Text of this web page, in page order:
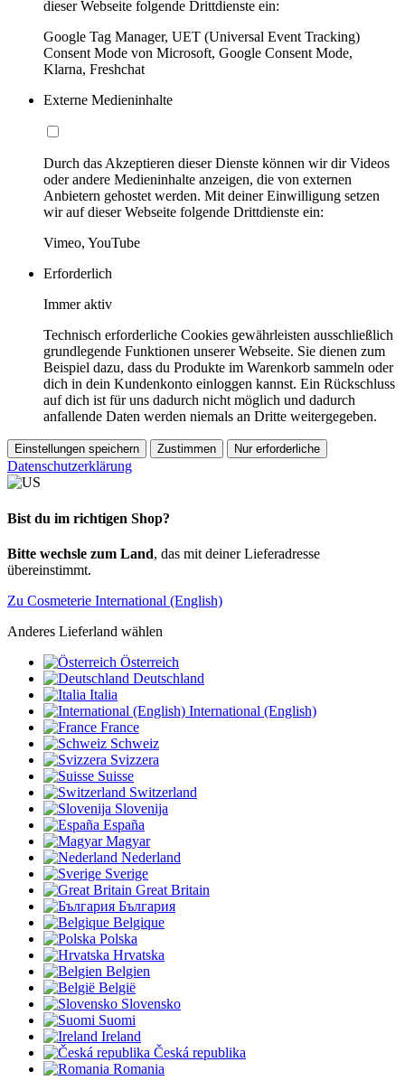
dieser Webseite folgende Drittdienste ein:
Google Tag Manager, UET (Universal Event Tracking)
Consent Mode von Microsoft, Google Consent Mode,
Klarna, Freshchat
Externe Medieninhalte
Durch das Akzeptieren dieser Dienste können wir dir Videos
oder andere Medieninhalte anzeigen, die von externen
Anbietern gehostet werden. Mit deiner Einwilligung setzen
wir auf dieser Webseite folgende Drittdienste ein:
Vimeo, YouTube
Erforderlich
Immer aktiv
Technisch erforderliche Cookies gewährleisten ausschließlich
grundlegende Funktionen unserer Webseite. Sie dienen zum
Beispiel dazu, dass du Produkte im Warenkorb sammeln oder
dich in dein Kundenkonto einloggen kannst. Ein Rückschluss
auf dich ist für uns dadurch nicht möglich und dadurch
anfallende Daten werden niemals an Dritte weitergegeben.
Einstellungen speichern Zustimmen Nur erforderliche
Datenschutzerklärung
Bist du im richtigen Shop?
Bitte wechsle zum Land, das mit deiner Lieferadresse
übereinstimmt.
Zu Cosmeterie International (English)
Anderes Lieferland wählen
Österreich
Deutschland
Italia
International (English)
France
Schweiz
Svizzera
Suisse
Switzerland
Slovenija
España
Magyar
Nederland
Sverige
Great Britain
България
Belgique
Polska
Hrvatska
Belgien
België
Slovensko
Suomi
Ireland
Česká republika
Romania